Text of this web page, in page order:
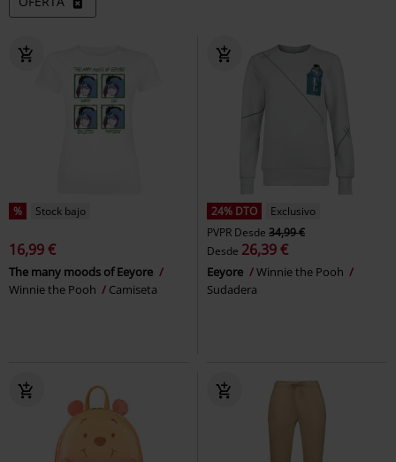
% Stock bajo
16,99 €
The many moods of Eeyore
Winnie the Pooh
Camiseta
24% DTO
Exclusivo
PVPR Desde 34,99 €
Desde 26,39 €
Eeyore
Winnie the Pooh
Sudadera